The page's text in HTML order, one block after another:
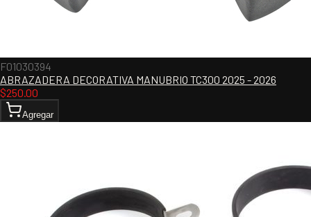
F01030394
ABRAZADERA DECORATIVA MANUBRIO TC300 2025 - 2026
$250.00
Agregar